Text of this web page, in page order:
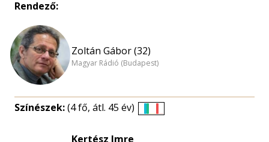
Rendező:
Zoltán Gábor (32)
Magyar Rádió (Budapest)
Színészek:(4 fő, átl. 45 év)
Kertész Imre